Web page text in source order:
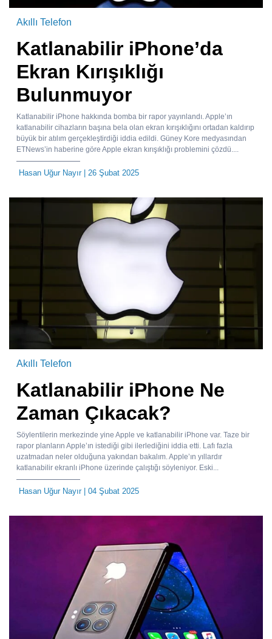
Akıllı Telefon
Katlanabilir iPhone’da
Ekran Kırışıklığı
Bulunmuyor
Katlanabilir iPhone hakkında bomba bir rapor yayınlandı. Apple’ın
katlanabilir cihazların başına bela olan ekran kırışıklığını ortadan kaldırıp
büyük bir atılım gerçekleştirdiği iddia edildi. Güney Kore medyasından
ETNews’in haberine göre Apple ekran kırışıklığı problemini çözdü....
Hasan Uğur Nayır| 26 Şubat 2025
Akıllı Telefon
Katlanabilir iPhone Ne
Zaman Çıkacak?
Söylentilerin merkezinde yine Apple ve katlanabilir iPhone var. Taze bir
rapor planların Apple’ın istediği gibi ilerlediğini iddia etti. Lafı fazla
uzatmadan neler olduğuna yakından bakalım. Apple’ın yıllardır
katlanabilir ekranlı iPhone üzerinde çalıştığı söyleniyor. Eski...
Hasan Uğur Nayır| 04 Şubat 2025